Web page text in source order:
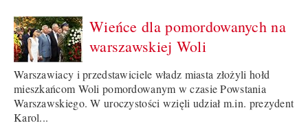
Wieńce dla pomordowanych na
warszawskiej Woli
Warszawiacy i przedstawiciele władz miasta złożyli hołd
mieszkańcom Woli pomordowanym w czasie Powstania
Warszawskiego. W uroczystości wzięli udział m.in. prezydent
Karol...